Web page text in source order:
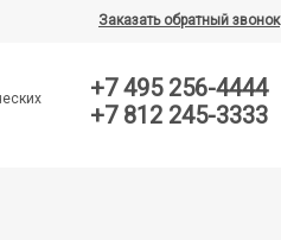
Заказать обратный звонок
+7 495 256-4444
+7 812 245-3333